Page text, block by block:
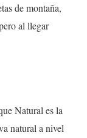
de montaña,
al llegar
Natural es la
natural a nivel